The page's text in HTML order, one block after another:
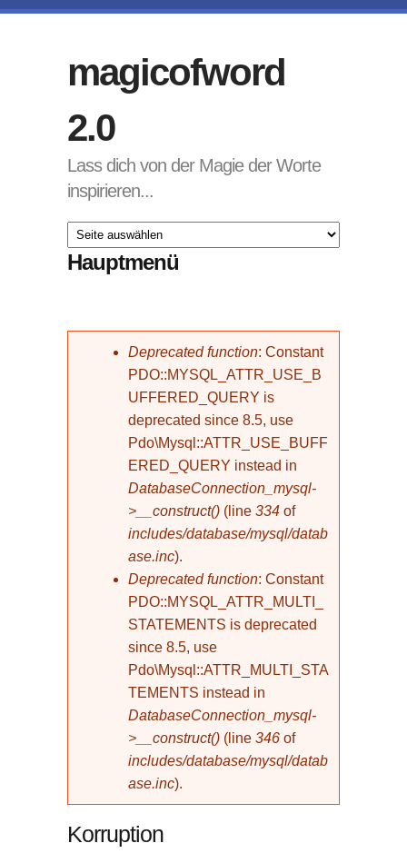
magicofword
2.0
Lass dich von der Magie der Worte
inspirieren...
Hauptmenü
Fehlermeldung
Deprecated function: Constant
PDO::MYSQL_ATTR_USE_B
UFFERED_QUERY is
deprecated since 8.5, use
Pdo\Mysql::ATTR_USE_BUFF
ERED_QUERY instead in
DatabaseConnection_mysql-
>__construct() (line 334 of
includes/database/mysql/datab
ase.inc).
Deprecated function: Constant
PDO::MYSQL_ATTR_MULTI_
STATEMENTS is deprecated
since 8.5, use
Pdo\Mysql::ATTR_MULTI_STA
TEMENTS instead in
DatabaseConnection_mysql-
>__construct() (line 346 of
includes/database/mysql/datab
ase.inc).
Korruption